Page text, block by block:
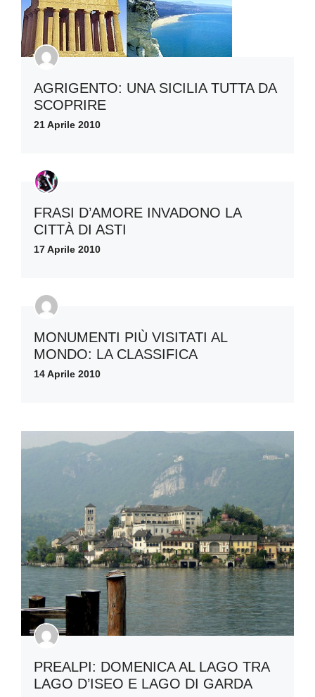
AGRIGENTO: UNA SICILIA TUTTA DA
SCOPRIRE
21 Aprile 2010
FRASI D’AMORE INVADONO LA
CITTÀ DI ASTI
17 Aprile 2010
MONUMENTI PIÙ VISITATI AL
MONDO: LA CLASSIFICA
14 Aprile 2010
PREALPI: DOMENICA AL LAGO TRA
LAGO D’ISEO E LAGO DI GARDA